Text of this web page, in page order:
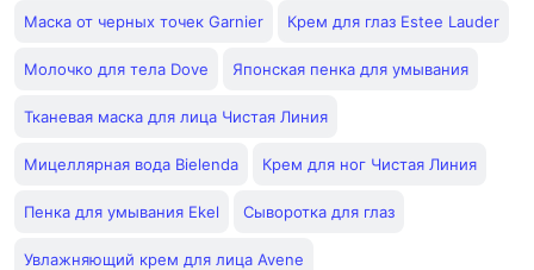
Маска от черных точек Garnier Крем для глаз Estee Lauder
Молочко для тела Dove Японская пенка для умывания
Тканевая маска для лица Чистая Линия
Мицеллярная вода Bielenda Крем для ног Чистая Линия
Пенка для умывания Ekel Сыворотка для глаз
Увлажняющий крем для лица Avene